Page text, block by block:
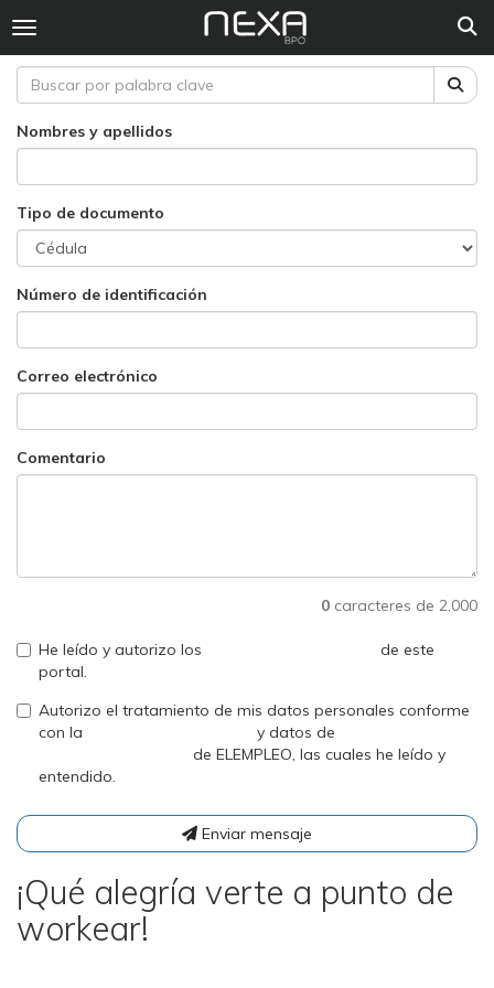
Toggle navigation
Nombres y apellidos
Tipo de documento
Número de identificación
Correo electrónico
Comentario
0 caracteres de 2,000
He leído y autorizo los
de este
portal.
Autorizo el tratamiento de mis datos personales conforme
con la
y datos de
de ELEMPLEO, las cuales he leído y
entendido.
Enviar mensaje
¡Qué alegría verte a punto de
workear!